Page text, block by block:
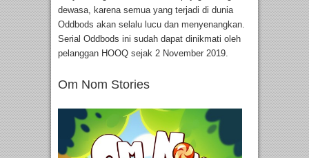
dewasa, karena semua yang terjadi di dunia
Oddbods akan selalu lucu dan menyenangkan.
Serial Oddbods ini sudah dapat dinikmati oleh
pelanggan HOOQ sejak 2 November 2019.
Om Nom Stories